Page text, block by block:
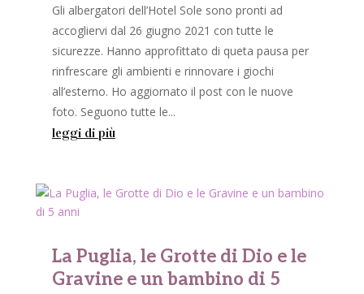
Gli albergatori dell’Hotel Sole sono pronti ad
accogliervi dal 26 giugno 2021 con tutte le
sicurezze. Hanno approfittato di queta pausa per
rinfrescare gli ambienti e rinnovare i giochi
all’esterno. Ho aggiornato il post con le nuove
foto. Seguono tutte le...
leggi di più
La Puglia, le Grotte di Dio e le
Gravine e un bambino di 5